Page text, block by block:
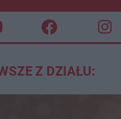
Z DZIAŁU: